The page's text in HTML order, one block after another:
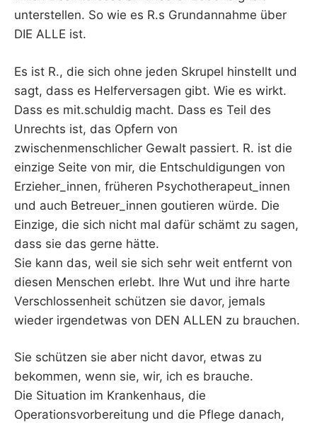
unterstellen. So wie es R.s Grundannahme über
DIE ALLE ist.
Es ist R., die sich ohne jeden Skrupel hinstellt und
sagt, dass es Helferversagen gibt. Wie es wirkt.
Dass es mit.schuldig macht. Dass es Teil des
Unrechts ist, das Opfern von
zwischenmenschlicher Gewalt passiert. R. ist die
einzige Seite von mir, die Entschuldigungen von
Erzieher_innen, früheren Psychotherapeut_innen
und auch Betreuer_innen goutieren würde. Die
Einzige, die sich nicht mal dafür schämt zu sagen,
dass sie das gerne hätte.
Sie kann das, weil sie sich sehr weit entfernt von
diesen Menschen erlebt. Ihre Wut und ihre harte
Verschlossenheit schützen sie davor, jemals
wieder irgendetwas von DEN ALLEN zu brauchen.
Sie schützen sie aber nicht davor, etwas zu
bekommen, wenn sie, wir, ich es brauche.
Die Situation im Krankenhaus, die
Operationsvorbereitung und die Pflege danach,